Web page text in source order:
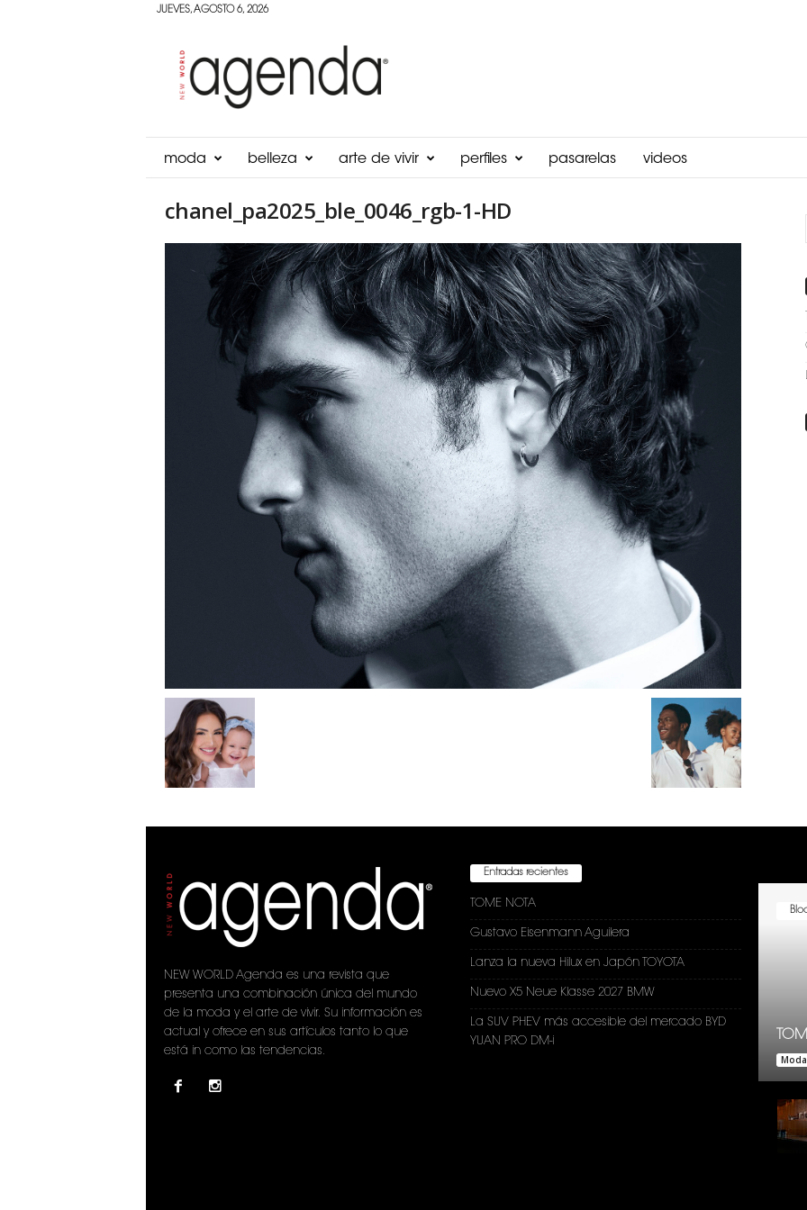
JUEVES, AGOSTO 6, 2026
Panama
moda belleza arte de vivir perfiles pasarelas videos
chanel_pa2025_ble_0046_rgb-1-HD
NEW WORLD Agenda es una revista que
presenta una combinación única del mundo
de la moda y el arte de vivir. Su información es
actual y ofrece en sus artículos tanto lo que
está in como las tendencias.
Entradas recientes
TOME NOTA
Gustavo Eisenmann Aguilera
Lanza la nueva Hilux en Japón TOYOTA
Nuevo X5 Neue Klasse 2027 BMW
La SUV PHEV más accesible del mercado BYD
YUAN PRO DM-i
Moda